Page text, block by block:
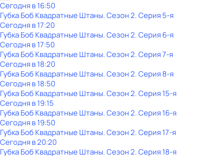
Сегодня в 16:50
Губка Боб Квадратные Штаны. Сезон 2. Серия 5-я
Сегодня в 17:20
Губка Боб Квадратные Штаны. Сезон 2. Серия 6-я
Сегодня в 17:50
Губка Боб Квадратные Штаны. Сезон 2. Серия 7-я
Сегодня в 18:20
Губка Боб Квадратные Штаны. Сезон 2. Серия 8-я
Сегодня в 18:50
Губка Боб Квадратные Штаны. Сезон 2. Серия 15-я
Сегодня в 19:15
Губка Боб Квадратные Штаны. Сезон 2. Серия 16-я
Сегодня в 19:50
Губка Боб Квадратные Штаны. Сезон 2. Серия 17-я
Сегодня в 20:20
Губка Боб Квадратные Штаны. Сезон 2. Серия 18-я